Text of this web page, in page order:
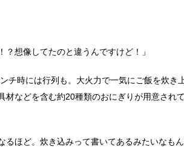
想像してたのと違うんですけど！」
チ時には行列も。大火力で一気にご飯を炊き
材などを含む約20種類のおにぎりが用意され
ほど。炊き込みって書いてあるみたいなもん